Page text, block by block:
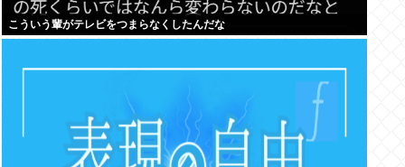
こういう輩がテレビをつまらなくしたんだな